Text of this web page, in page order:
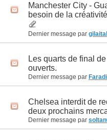
Manchester City -
besoin de la
Dernier message par
Les quarts de final
ouverts.
Dernier message par
Chelsea interdit de
deux prochains
Dernier message par